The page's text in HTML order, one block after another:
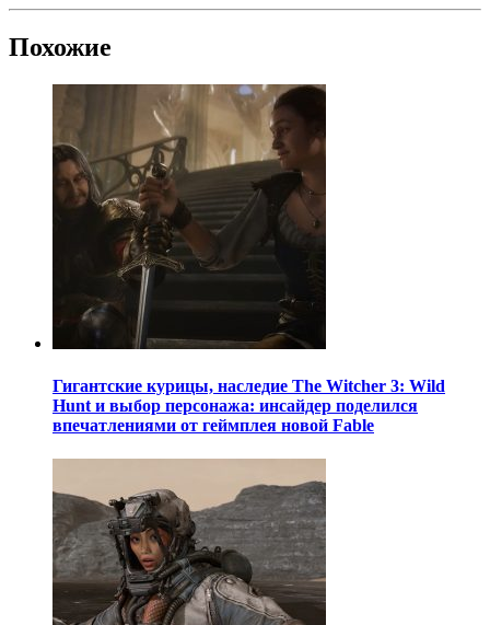
Похожие
Гигантские курицы, наследие The Witcher 3: Wild
Hunt и выбор персонажа: инсайдер поделился
впечатлениями от геймплея новой Fable